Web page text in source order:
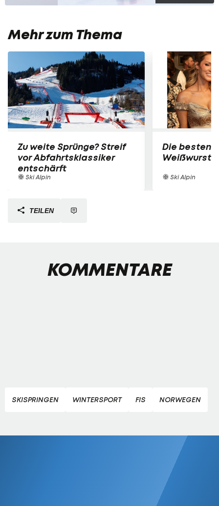
Mehr zum Thema
Zu weite Sprünge? Streif
vor Abfahrtsklassiker
entschärft
Ski Alpin
Die besten
Weißwurst-
Ski Alpin
TEILEN
KOMMENTARE
SKISPRINGEN WINTERSPORT FIS NORWEGEN